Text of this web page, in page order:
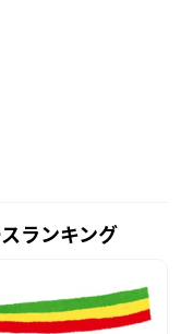
ランキング